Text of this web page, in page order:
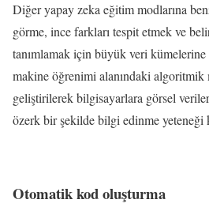
Diğer yapay zeka eğitim modlarına
görme, ince farkları tespit etmek ve
tanımlamak için büyük veri kümelerine
makine öğrenimi alanındaki
geliştirilerek bilgisayarlara görsel
özerk bir şekilde bilgi edinme yeteneği
Otomatik kod oluşturma